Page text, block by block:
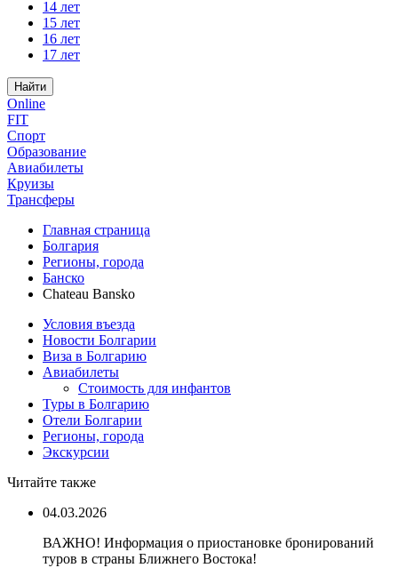
14 лет
15 лет
16 лет
17 лет
Найти
Online
FIT
Спорт
Образование
Авиабилеты
Круизы
Трансферы
Главная страница
Болгария
Регионы, города
Банско
Chateau Bansko
Условия въезда
Новости Болгарии
Виза в Болгарию
Авиабилеты
Стоимость для инфантов
Туры в Болгарию
Отели Болгарии
Регионы, города
Экскурсии
Читайте также
04.03.2026
ВАЖНО! Информация о приостановке бронирований
туров в страны Ближнего Востока!